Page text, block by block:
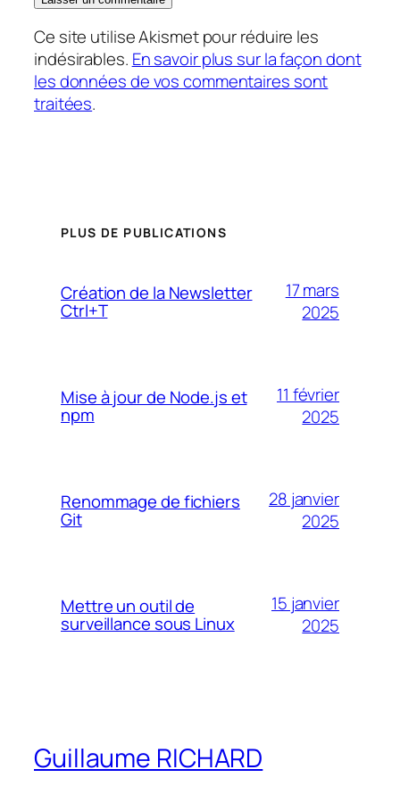
Ce site utilise Akismet pour réduire les
indésirables. En savoir plus sur la façon dont
les données de vos commentaires sont
traitées.
PLUS DE PUBLICATIONS
Création de la Newsletter
Ctrl+T
17 mars
2025
Mise à jour de Node.js et
npm
11 février
2025
Renommage de fichiers
Git
28 janvier
2025
Mettre un outil de
surveillance sous Linux
15 janvier
2025
Guillaume RICHARD